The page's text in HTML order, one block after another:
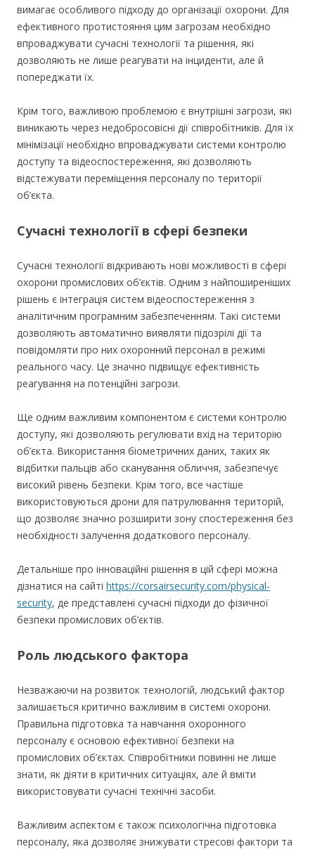
вимагає особливого підходу до організації охорони. Для
ефективного протистояння цим загрозам необхідно
впроваджувати сучасні технології та рішення, які
дозволяють не лише реагувати на інциденти, але й
попереджати їх.
Крім того, важливою проблемою є внутрішні загрози, які
виникають через недобросовісні дії співробітників. Для їх
мінімізації необхідно впроваджувати системи контролю
доступу та відеоспостереження, які дозволяють
відстежувати переміщення персоналу по території
об’єкта.
Сучасні технології в сфері безпеки
Сучасні технології відкривають нові можливості в сфері
охорони промислових об’єктів. Одним з найпоширеніших
рішень є інтеграція систем відеоспостереження з
аналітичним програмним забезпеченням. Такі системи
дозволяють автоматично виявляти підозрілі дії та
повідомляти про них охоронний персонал в режимі
реального часу. Це значно підвищує ефективність
реагування на потенційні загрози.
Ще одним важливим компонентом є системи контролю
доступу, які дозволяють регулювати вхід на територію
об’єкта. Використання біометричних даних, таких як
відбитки пальців або сканування обличчя, забезпечує
високий рівень безпеки. Крім того, все частіше
використовуються дрони для патрулювання територій,
що дозволяє значно розширити зону спостереження без
необхідності залучення додаткового персоналу.
Детальніше про інноваційні рішення в цій сфері можна
дізнатися на сайті https://corsairsecurity.com/physical-
security, де представлені сучасні підходи до фізичної
безпеки промислових об’єктів.
Роль людського фактора
Незважаючи на розвиток технологій, людський фактор
залишається критично важливим в системі охорони.
Правильна підготовка та навчання охоронного
персоналу є основою ефективної безпеки на
промислових об’єктах. Співробітники повинні не лише
знати, як діяти в критичних ситуаціях, але й вміти
використовувати сучасні технічні засоби.
Важливим аспектом є також психологічна підготовка
персоналу, яка дозволяє знижувати стресові фактори та